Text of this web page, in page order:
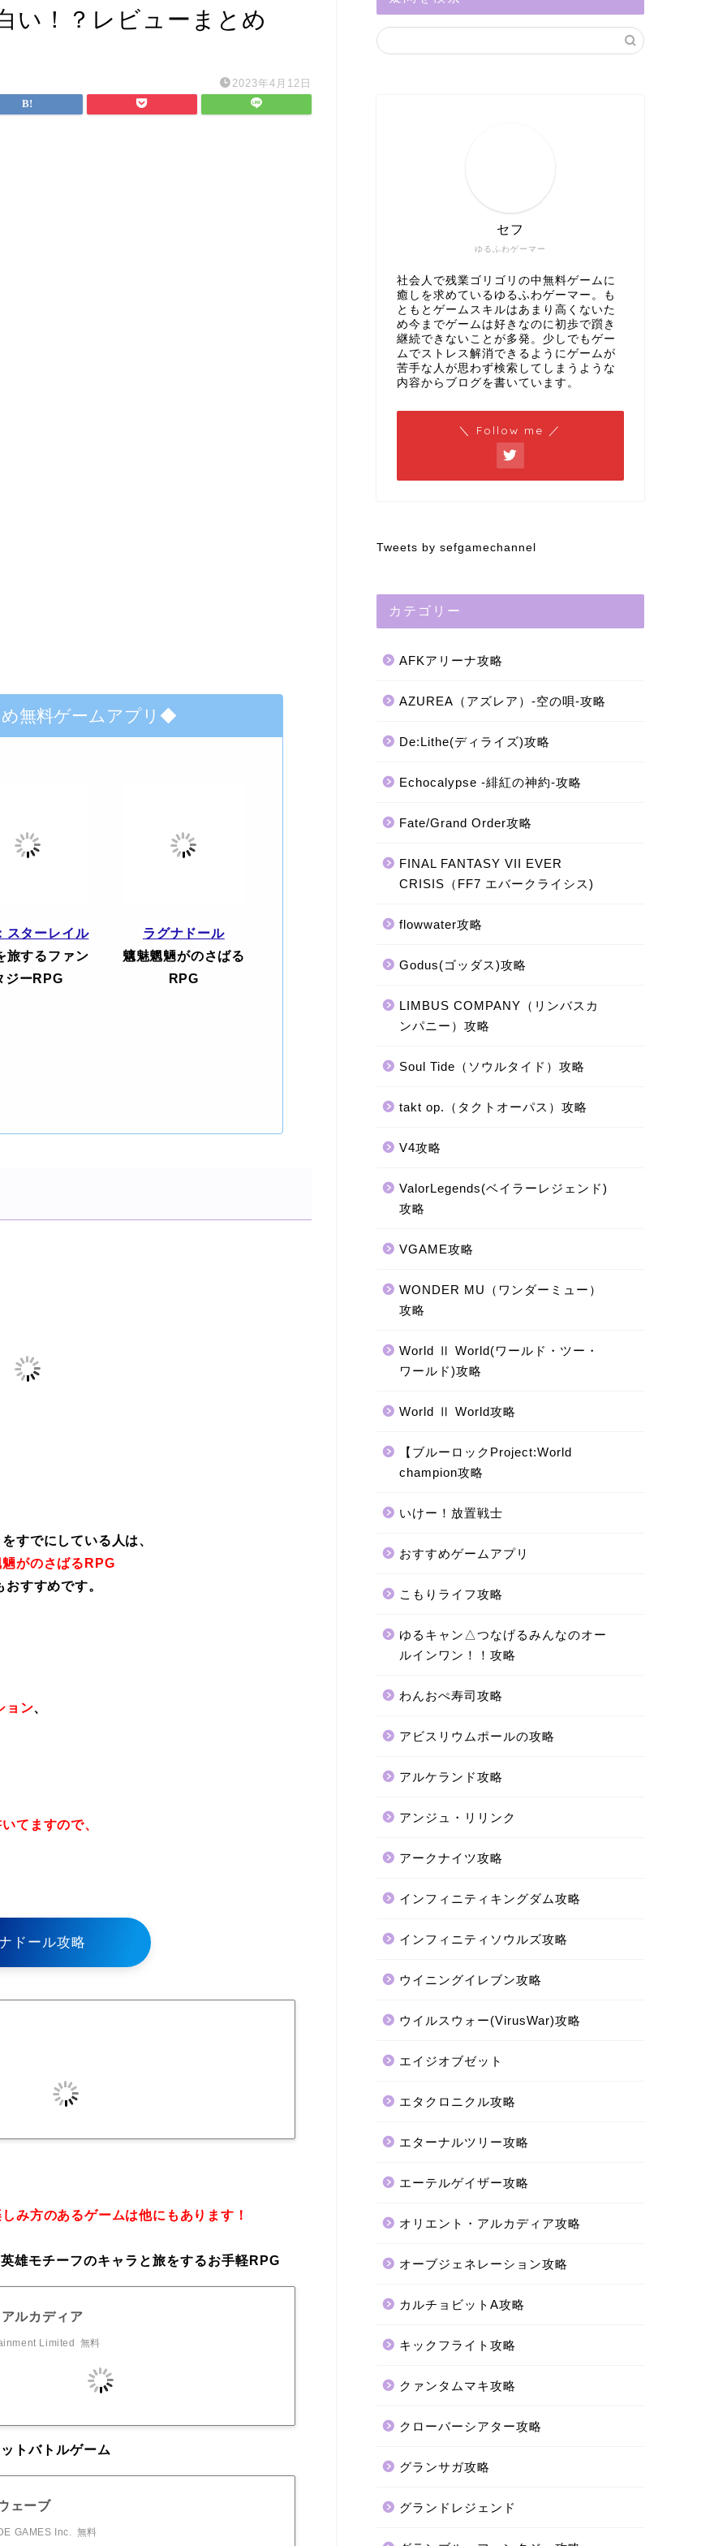
い！？レビューまとめ
2023年4月12日
無料ゲームアプリ◆
スターレイル
旅するファン
ジーRPG
ラグナドール
魑魅魍魎がのさばる
RPG
すでにしている人は、
がのさばるRPG
おすすめです。
ョン、
てますので、
ドール攻略
み方のあるゲームは他にもあります！
雄モチーフのキャラと旅をするお手軽RPG
ルカディア
Limited 無料
トバトルゲーム
ェーブ
GAMES Inc. 無料
ゆるふわゲーマー
セフ
社会人で残業ゴリゴリの中無料ゲームに
癒しを求めているゆるふわゲーマー。も
ともとゲームスキルはあまり高くないた
め今までゲームは好きなのに初歩で躓き
継続できないことが多発。少しでもゲー
ムでストレス解消できるようにゲームが
苦手な人が思わず検索してしまうような
内容からブログを書いています。
＼ Follow me ／
Tweets by sefgamechannel
カテゴリー
AFKアリーナ攻略
AZUREA（アズレア）-空の唄-攻略
De:Lithe(ディライズ)攻略
Echocalypse -緋紅の神約-攻略
Fate/Grand Order攻略
FINAL FANTASY VII EVER
CRISIS（FF7 エバークライシス)
flowwater攻略
Godus(ゴッダス)攻略
LIMBUS COMPANY（リンバスカ
ンパニー）攻略
Soul Tide（ソウルタイド）攻略
takt op.（タクトオーパス）攻略
V4攻略
ValorLegends(ベイラーレジェンド)
攻略
VGAME攻略
WONDER MU（ワンダーミュー）
攻略
World Ⅱ World(ワールド・ツー・
ワールド)攻略
World Ⅱ World攻略
【ブルーロックProject:World
champion攻略
いけー！放置戦士
おすすめゲームアプリ
こもりライフ攻略
ゆるキャン△つなげるみんなのオー
ルインワン！！攻略
わんおぺ寿司攻略
アビスリウムポールの攻略
アルケランド攻略
アンジュ・リリンク
アークナイツ攻略
インフィニティキングダム攻略
インフィニティソウルズ攻略
ウイニングイレブン攻略
ウイルスウォー(VirusWar)攻略
エイジオブゼット
エタクロニクル攻略
エターナルツリー攻略
エーテルゲイザー攻略
オリエント・アルカディア攻略
オーブジェネレーション攻略
カルチョビットA攻略
キックフライト攻略
クァンタムマキ攻略
クローバーシアター攻略
グランサガ攻略
グランドレジェンド